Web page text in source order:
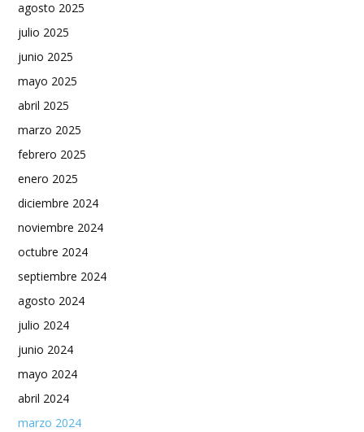
agosto 2025
julio 2025
junio 2025
mayo 2025
abril 2025
marzo 2025
febrero 2025
enero 2025
diciembre 2024
noviembre 2024
octubre 2024
septiembre 2024
agosto 2024
julio 2024
junio 2024
mayo 2024
abril 2024
marzo 2024